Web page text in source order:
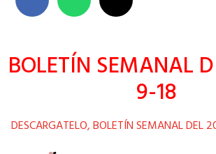
BOLETÍN SEMANAL
9-18
DESCARGATELO, BOLETÍN SEMANAL DEL